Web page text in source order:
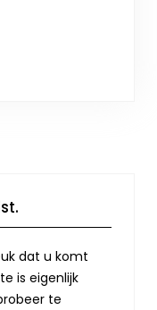
dat u komt
is eigenlijk
te